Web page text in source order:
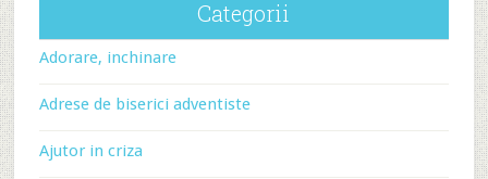
Categorii
Adorare, inchinare
Adrese de biserici adventiste
Ajutor in criza